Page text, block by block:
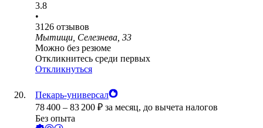
3.8
•
3126 отзывов
Мытищи, Селезнева, 33
Можно без резюме
Откликнитесь среди первых
Откликнуться
Пекарь-универсал
78 400 – 83 200 ₽ за месяц, до вычета налогов
Без опыта